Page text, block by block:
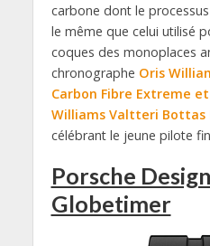
carbone dont le
le même que celui utilisé
coques des monoplaces
chronographe Oris
Carbon Fibre Extreme
Williams Valtteri Bottas
célébrant le jeune pilote
Porsche
Globetimer